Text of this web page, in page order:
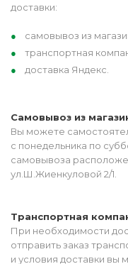
доставки:
самовывоз из
транспортная
доставка Яндекс.
Самовывоз из
Вы можете
с понедельника по
самовывоза
ул.Ш.Жиенкуловой 2/1.
Транспортная
При необходимости
отправить заказ
и условия доставки вы